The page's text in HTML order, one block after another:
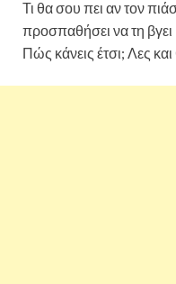
Τι θα σου πει αν τον
προσπαθήσει να τη
Πώς κάνεις έτσι; Λες